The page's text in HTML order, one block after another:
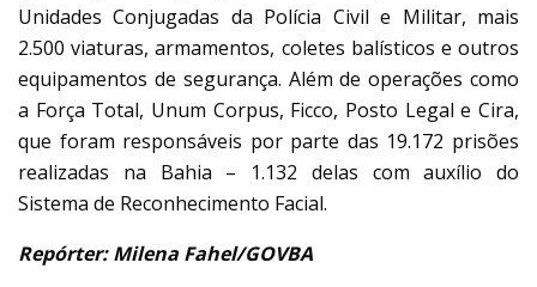
Unidades Conjugadas da Polícia Civil e Militar, mais
2.500 viaturas, armamentos, coletes balísticos e outros
equipamentos de segurança. Além de operações como
a Força Total, Unum Corpus, Ficco, Posto Legal e Cira,
que foram responsáveis por parte das 19.172 prisões
realizadas na Bahia – 1.132 delas com auxílio do
Sistema de Reconhecimento Facial.
Repórter: Milena Fahel/GOVBA